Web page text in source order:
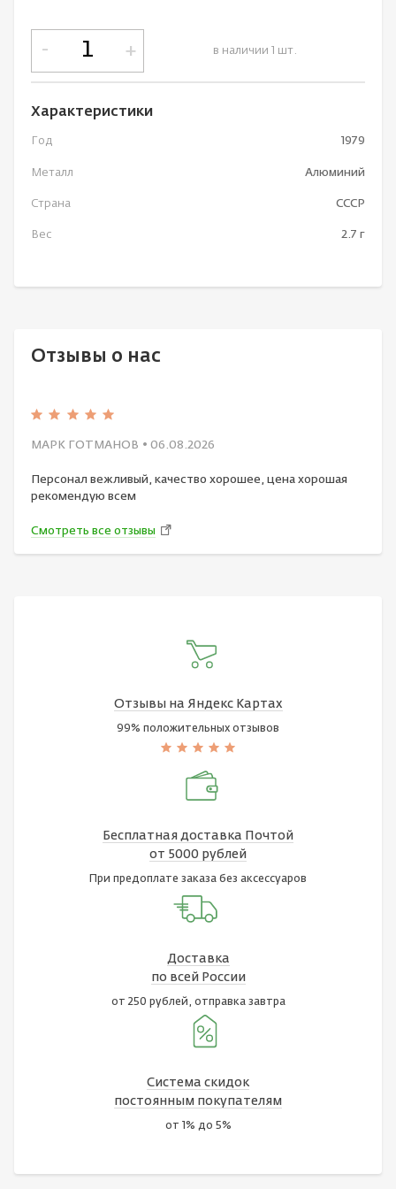
в наличии 1 шт.
- +
Характеристики
Год 1979
Металл Алюминий
Страна СССР
Вес 2.7 г
Отзывы о нас
МАРК ГОТМАНОВ • 06.08.2026
Персонал вежливый, качество хорошее, цена хорошая
рекомендую всем
Смотреть все отзывы
Отзывы на Яндекс Картах
99% положительных отзывов
Бесплатная доставка Почтой
от 5000 рублей
При предоплате заказа без аксессуаров
Доставка
по всей России
от 250 рублей, отправка завтра
Система скидок
постоянным покупателям
от 1% до 5%